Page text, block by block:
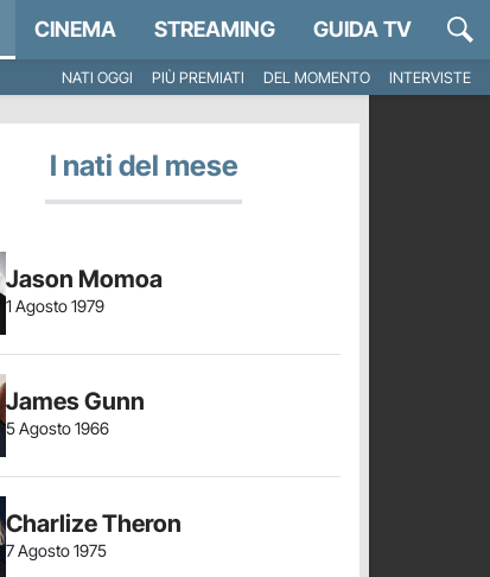
CINEMA STREAMING GUIDA TV
NATI OGGI PIÙ PREMIATI DEL MOMENTO
INTERVISTE
I nati del mese
Jason Momoa
1 Agosto 1979
James Gunn
5 Agosto 1966
Charlize Theron
7 Agosto 1975